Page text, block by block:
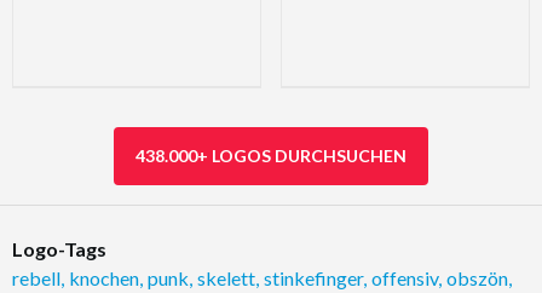
438.000+ LOGOS DURCHSUCHEN
Logo-Tags
rebell knochen punk skelett stinkefinger, offensiv, obszön